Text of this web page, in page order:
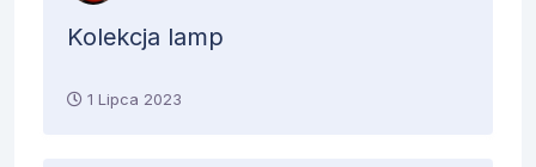
Kolekcja lamp
1 Lipca 2023